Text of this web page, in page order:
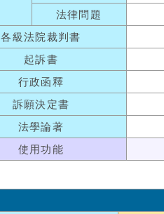
法律問題
各級法院裁判書
起訴書
行政函釋
訴願決定書
法學論著
使用功能